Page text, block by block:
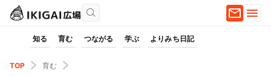
知る 育む つながる 学ぶ よりみち日記
TOP
育む